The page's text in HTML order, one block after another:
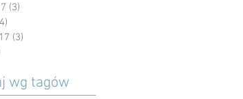
(3)
(3)
wg tagów